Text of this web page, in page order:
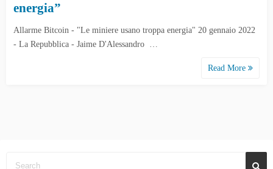
energia”
Allarme Bitcoin - "Le miniere usano troppa energia" 20 gennaio 2022
- La Repubblica - Jaime D'Alessandro …
Read More